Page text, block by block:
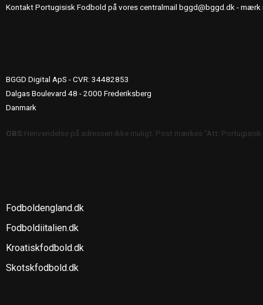
Kontakt Portugisisk Fodbold på vores centralmail bggd@bggd.dk - mærk
BGGD Digital ApS - CVR: 34482853
Dalgas Boulevard 48 - 2000 Frederiksberg
Danmark
OBS:Henvendelse på adressen ikke muligt. Post mærkes "Att:
Fodboldengland.dk
Fodboldiitalien.dk
Kroatiskfodbold.dk
Skotskfodbold.dk